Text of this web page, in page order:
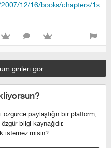
12/16/books/chapters/1s
girileri gör
paylaştığın bir platform,
bilgi kaynağıdır.
istemez misin?